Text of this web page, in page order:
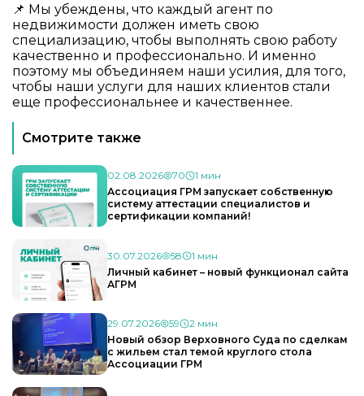
📌 Мы убеждены, что каждый агент по
недвижимости должен иметь свою
специализацию, чтобы выполнять свою работу
качественно и профессионально. И именно
поэтому мы объединяем наши усилия, для того,
чтобы наши услуги для наших клиентов стали
еще профессиональнее и качественнее.
Смотрите также
02.08.2026 70
1 мин
Ассоциация ГРМ запускает собственную
систему аттестации специалистов и
сертификации компаний!
30.07.2026 58
1 мин
Личный кабинет – новый функционал сайта
АГРМ
29.07.2026 59
2 мин
Новый обзор Верховного Суда по сделкам
с жильем стал темой круглого стола
Ассоциации ГРМ